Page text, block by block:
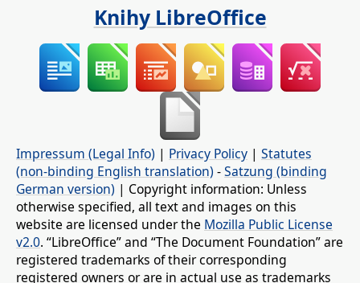
Knihy LibreOffice
Impressum (Legal Info) | Privacy Policy | Statutes
(non-binding English translation) -Satzung (binding
German version) | Copyright information: Unless
otherwise specified, all text and images on this
website are licensed under the Mozilla Public License
v2.0. “LibreOffice” and “The Document Foundation” are
registered trademarks of their corresponding
registered owners or are in actual use as trademarks